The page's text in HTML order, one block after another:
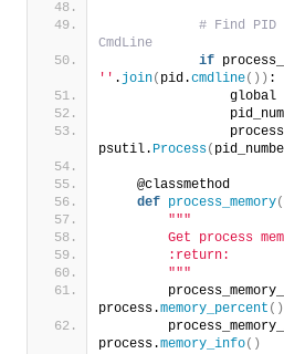
# Find PID
CmdLine
if
'' . join( pid.cmdline()) :
global
psutil. Process(
    @classmethod
def process_memory(
"""
Get process
        :return:
        "
""
process.memory_percent ()
process.memory_info()